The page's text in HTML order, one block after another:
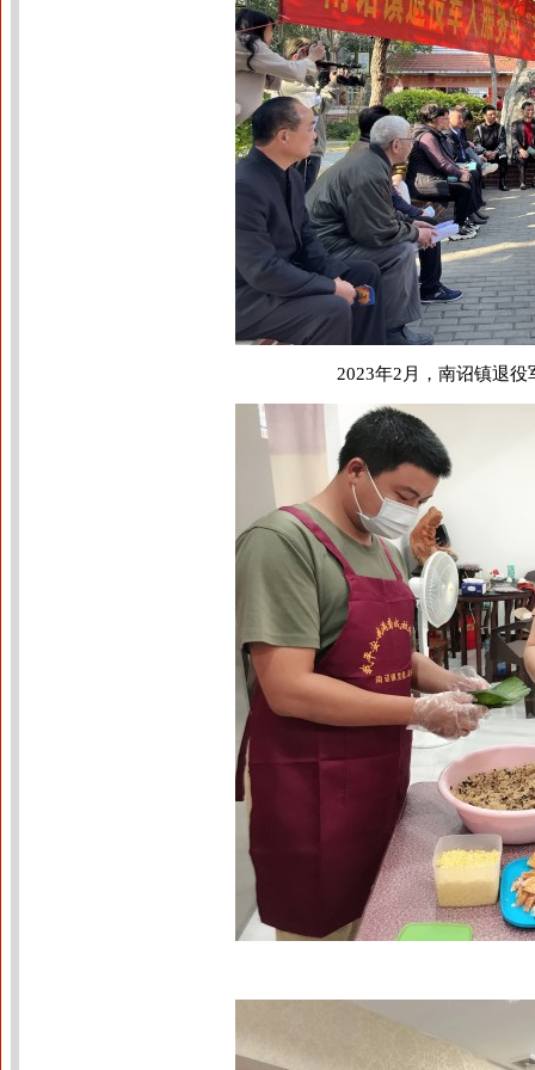
2023年2月，南诏镇退